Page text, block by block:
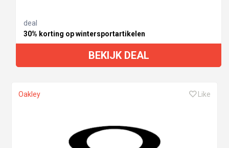
deal
30% korting op wintersportartikelen
BEKIJK DEAL
Oakley Like